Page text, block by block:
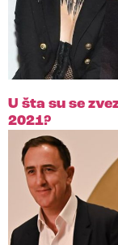
U šta su se
2021?